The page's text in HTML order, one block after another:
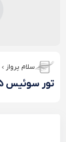
سلام پرواز
تور سوئیس 5 شب